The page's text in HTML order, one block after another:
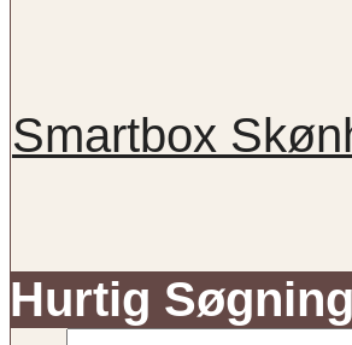
Smartbox
Hurtig Søgning